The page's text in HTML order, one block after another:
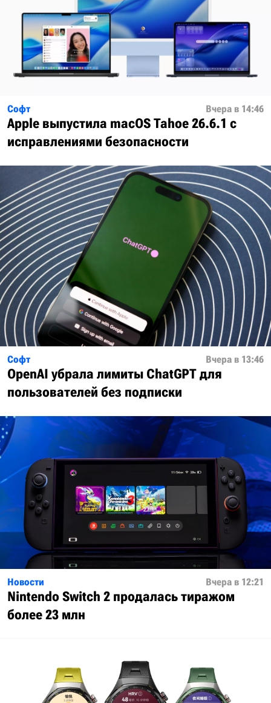
Софт Вчера в 14:46
Apple выпустила macOS Tahoe 26.6.1 с
исправлениями безопасности
Софт Вчера в 13:46
OpenAI убрала лимиты ChatGPT для
пользователей без подписки
Новости Вчера в 12:21
Nintendo Switch 2 продалась тиражом
более 23 млн